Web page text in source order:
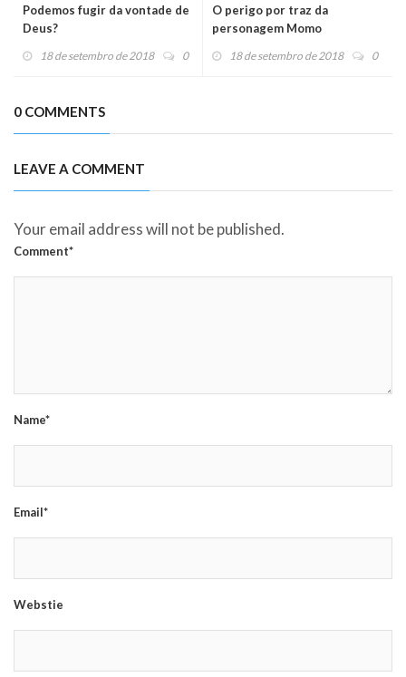
Podemos fugir da vontade de
Deus?
18 de setembro de 2018 0
O perigo por traz da
personagem Momo
18 de setembro de 2018 0
0 COMMENTS
LEAVE A COMMENT
Your email address will not be published.
Comment*
Name*
Email*
Webstie